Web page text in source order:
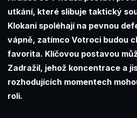
utkání, které slibuje taktický
Klokani spoléhají na pevnou
vápně, zatímco Votroci budou
favorita. Klíčovou postavou
Zadražil, jehož koncentrace a
rozhodujících momentech
roli.